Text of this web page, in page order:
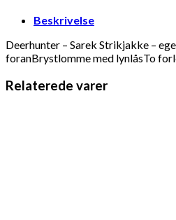
Beskrivelse
Deerhunter – Sarek Strikjakke –
foranBrystlomme med lynlåsTo
Relaterede varer